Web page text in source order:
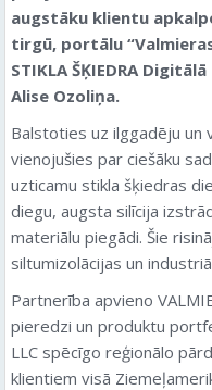
augstāku klientu
tirgū, portālu
STIKLA ŠĶIEDRA
Alise Ozoliņa.
Balstoties uz ilggadēju un
vienojušies par ciešāku
uzticamu stikla šķiedras
diegu, augsta silīcija
materiālu piegādi. Šie
siltumizolācijas un
Partnerība apvieno
pieredzi un produktu
LLC spēcīgo reģionālo
klientiem visā